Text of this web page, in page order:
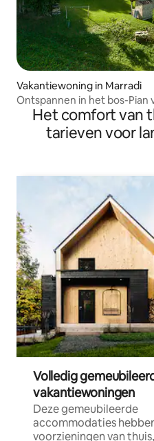
Vakantiewoning in Marradi
Ontspannen in het bos-Pian
Het comfort van
tarieven voor
Volledig
vakantiewoningen
Deze gemeubileerde
accommodaties
voorzieningen van